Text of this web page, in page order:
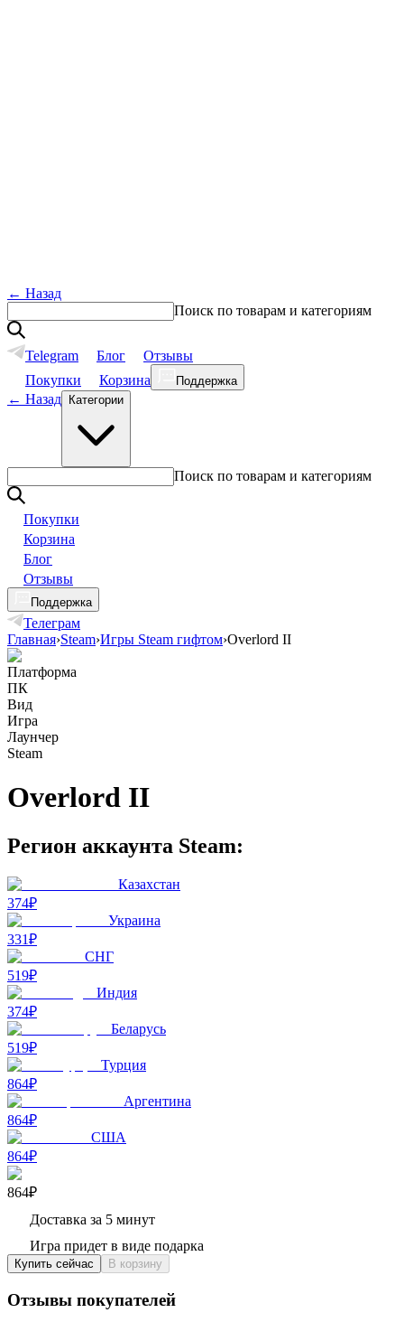
← Назад
Поиск по товарам и категориям
Telegram Блог
Отзывы
Покупки
Корзина Поддержка
← Назад Категории
Поиск по товарам и категориям
Покупки
Корзина
Блог
Отзывы
Поддержка
Телеграм
Главная›Steam›Игры Steam гифтом›Overlord II
Платформа
ПК
Вид
Игра
Лаунчер
Steam
Overlord II
Регион аккаунта Steam:
Казахстан
374₽
Украина
331₽
СНГ
519₽
Индия
374₽
Беларусь
519₽
Турция
864₽
Аргентина
864₽
США
864₽
864₽
Доставка за 5 минут
Игра придет в виде подарка
Купить сейчас В корзину
Отзывы покупателей